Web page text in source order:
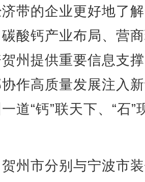
带的企业更好地了
酸钙产业布局、营
州提供重要信息支
作高质量发展注入
道“钙”联天下、“石”
市分别与宁波市